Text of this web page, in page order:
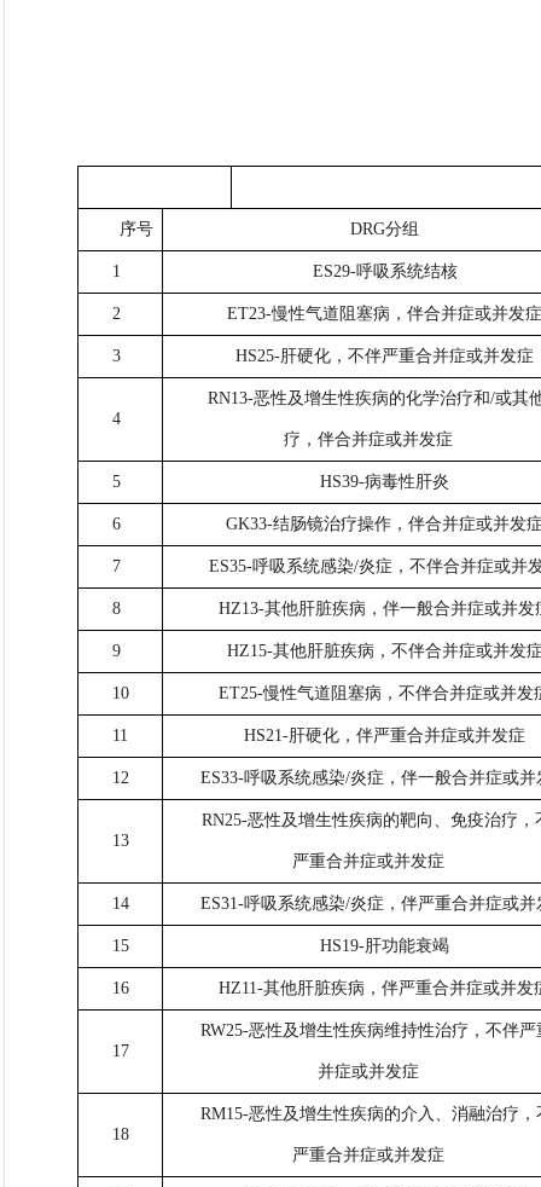
序号 DRG分组
1 ES29-呼吸系统结核
2 ET23-慢性气道阻塞病，伴合并症或并发
3 HS25-肝硬化，不伴严重合并症或并发症
4
RN13-恶性及增生性疾病的化学治疗和/或其
疗，伴合并症或并发症
5 HS39-病毒性肝炎
6 GK33-结肠镜治疗操作，伴合并症或并发
7 ES35-呼吸系统感染/炎症，不伴合并症或并
8 HZ13-其他肝脏疾病，伴一般合并症或并发
9 HZ15-其他肝脏疾病，不伴合并症或并发
10 ET25-慢性气道阻塞病，不伴合并症或并发
11 HS21-肝硬化，伴严重合并症或并发症
12 ES33-呼吸系统感染/炎症，伴一般合并症或并
13
RN25-恶性及增生性疾病的靶向、免疫治疗，
严重合并症或并发症
14 ES31-呼吸系统感染/炎症，伴严重合并症或并
15 HS19-肝功能衰竭
16 HZ11-其他肝脏疾病，伴严重合并症或并发
17
RW25-恶性及增生性疾病维持性治疗，不伴严
并症或并发症
18
RM15-恶性及增生性疾病的介入、消融治疗，
严重合并症或并发症